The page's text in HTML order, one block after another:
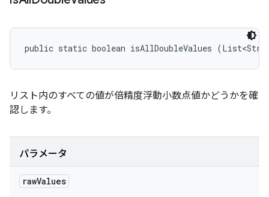
public static boolean isAllDoubleValues
リスト内のすべての値が倍精度浮動小数点値かどうかを確
認します。
パラメータ
rawValues